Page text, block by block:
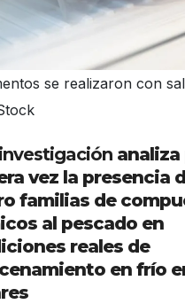
se realizaron con
analiza
vez la presencia
familias de
al pescado en
reales de
en frío